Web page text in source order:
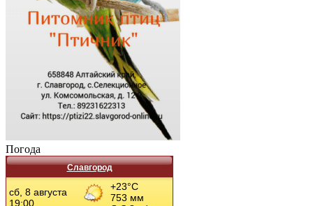
Погода
Славгород